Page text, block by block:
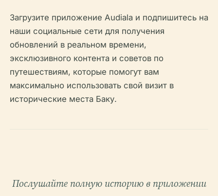
Загрузите приложение Audiala и подпишитесь на
наши социальные сети для получения
обновлений в реальном времени,
эксклюзивного контента и советов по
путешествиям, которые помогут вам
максимально использовать свой визит в
исторические места Баку.
Послушайте полную историю в приложении